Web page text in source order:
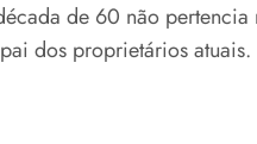
de 60 não
dos proprietários